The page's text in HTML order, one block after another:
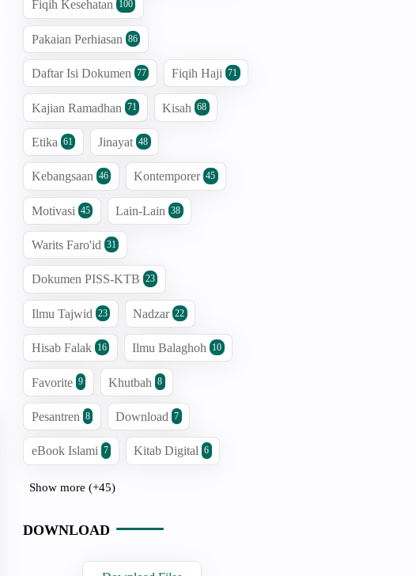
Fiqih Kesehatan 100
Pakaian Perhiasan 86
Daftar Isi Dokumen 77 Fiqih Haji 71
Kajian Ramadhan 71 Kisah 68
Etika 61 Jinayat 48
Kebangsaan 46 Kontemporer 45
Motivasi 45 Lain-Lain 38
Warits Faro'id 31
Dokumen PISS-KTB 23
Ilmu Tajwid 23 Nadzar 22
Hisab Falak 16 Ilmu Balaghoh 10
Favorite 9 Khutbah 8
Pesantren 8 Download 7
eBook Islami 7 Kitab Digital 6
Show more (+45)
DOWNLOAD